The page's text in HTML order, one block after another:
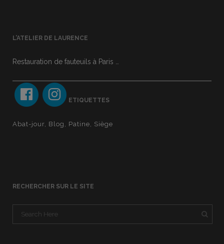
L’ATELIER DE LAURENCE
Restauration de fauteuils à Paris …
ETIQUETTES
Abat-jour Blog Patine Siège
RECHERCHER SUR LE SITE